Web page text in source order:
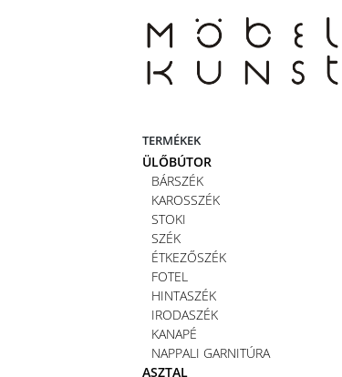
TERMÉKEK
ÜLŐBÚTOR
BÁRSZÉK
KAROSSZÉK
STOKI
SZÉK
ÉTKEZŐSZÉK
FOTEL
HINTASZÉK
IRODASZÉK
KANAPÉ
NAPPALI GARNITÚRA
ASZTAL